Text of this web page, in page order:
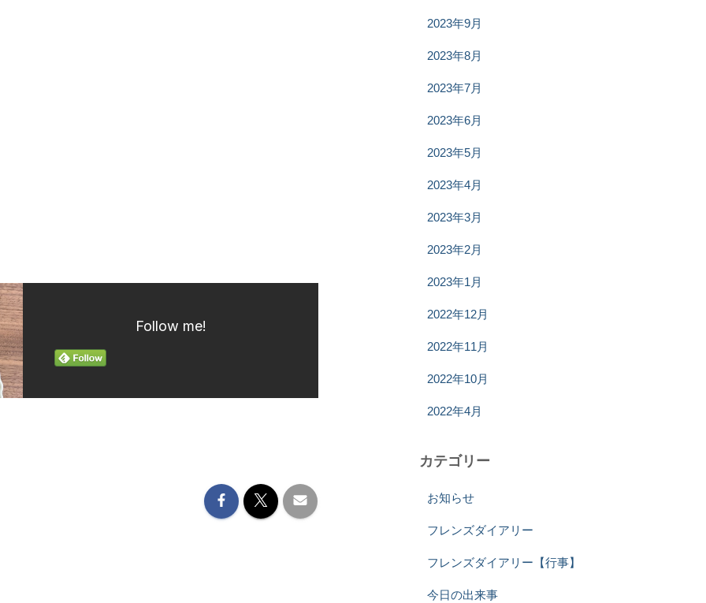
Follow me!
2023年9月
2023年8月
2023年7月
2023年6月
2023年5月
2023年4月
2023年3月
2023年2月
2023年1月
2022年12月
2022年11月
2022年10月
2022年4月
カテゴリー
お知らせ
フレンズダイアリー
フレンズダイアリー【行事】
今日の出来事